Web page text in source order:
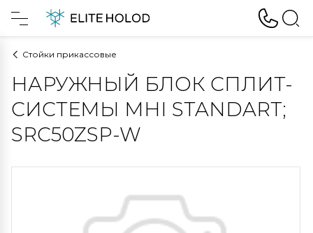
Стойки прикассовые
НАРУЖНЫЙ БЛОК СПЛИТ-
СИСТЕМЫ MHI STANDART;
SRC50ZSP-W